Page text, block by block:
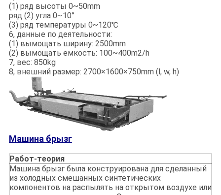
(1) ряд высоты 0~50mm
ряд (2) угла 0~10°
(3) ряд температуры 0~120℃
6, данные по деятельности:
(1) вымощать ширину: 2500mm
(2) вымощать емкость: 100~400m2/h
7, вес: 850kg
8, внешний размер: 2700×1600×750mm (l, w, h)
Машина брызг
Работ-теория
Машина брызг была конструирована для сделанный
из холодных смешанных синтетических
компонентов на распылять на открытом воздухе или